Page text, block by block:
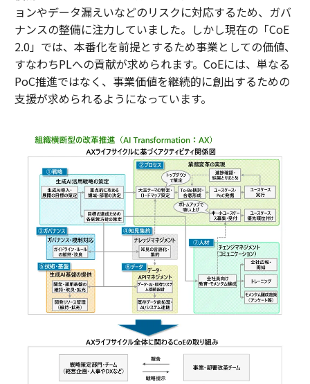
ョンやデータ漏えいなどのリスクに対応するため、ガバ
ナンスの整備に注力していました。しかし現在の「CoE
2.0」では、本番化を前提とするため事業としての価値、
すなわちPLへの貢献が求められます。CoEには、単なる
PoC推進ではなく、事業価値を継続的に創出するための
支援が求められるようになっています。